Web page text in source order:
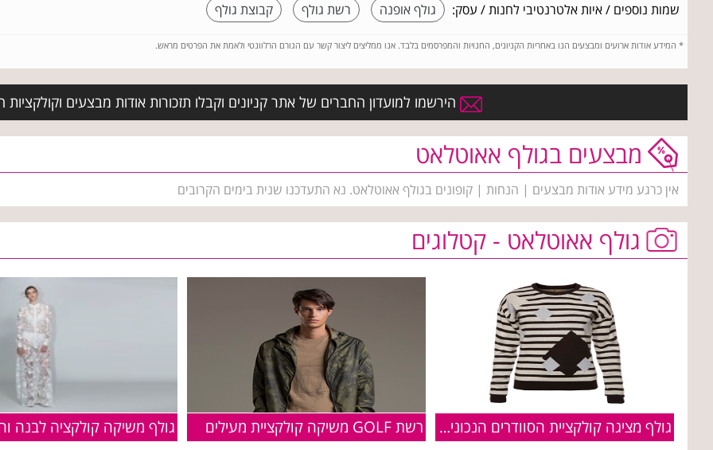
שמות נוספים / איות אלטרנטיבי לחנות / עסק: גולף אופנה רשת גולף קבוצת גולף
* המידע אודות ארועים ומבצעים הנו באחריות הקניונים, החנויות והמפרסמים בלבד. אנו ממליצים ליצור קשר עם הגורם הרלוונטי ולאמת את הפרטים מראש.
הירשמו למועדון החברים של אתר קניונים וקבלו תזכורות אודות מבצעים
מבצעים בגולף אאוטלאט
אין כרגע מידע אודות מבצעים | הנחות | קופונים בגולף אאוטלאט. נא התעדכנו שנית בימים הקרובים
גולף אאוטלאט - קטלוגים
גולף מציגה קולקציית הסוודרים הנכונים לחורף 15-16 רשת GOLF משיקה קולקציית מעילים גולף משיקה קולקציה לבנה